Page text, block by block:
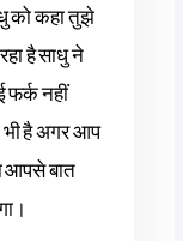
को कहा तुझे
है साधु ने
नहीं
है अगर आप
आपसे बात